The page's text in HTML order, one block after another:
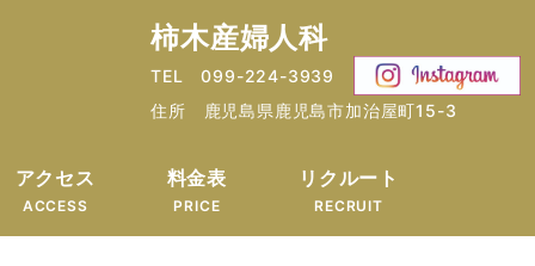
柿木産婦人科
TEL 099-224-3939
住所 鹿児島県鹿児島市加治屋町15-3
アクセス
ACCESS
料金表
PRICE
リクルート
RECRUIT